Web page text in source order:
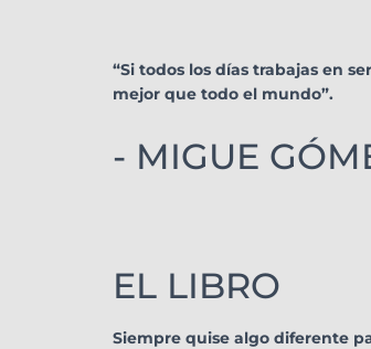
“Si todos los días trabajas en
mejor que todo el mundo”.
- MIGUE
EL LIBRO
Siempre quise algo diferente